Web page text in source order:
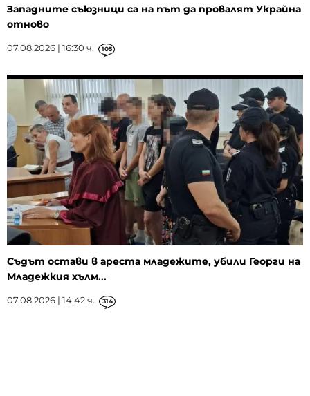
Западните съюзници са на път да провалят Украйна
отново
07.08.2026 | 16:30 ч. 105
Съдът остави в ареста младежите, убили Георги на
Младежкия хълм...
07.08.2026 | 14:42 ч. 314